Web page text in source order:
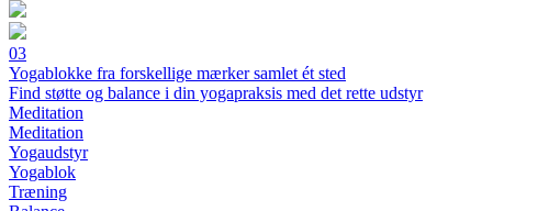
03
Yogablokke fra forskellige mærker samlet ét sted
Find støtte og balance i din yogapraksis med det rette udstyr
Meditation
Meditation
Yogaudstyr
Yogablok
Træning